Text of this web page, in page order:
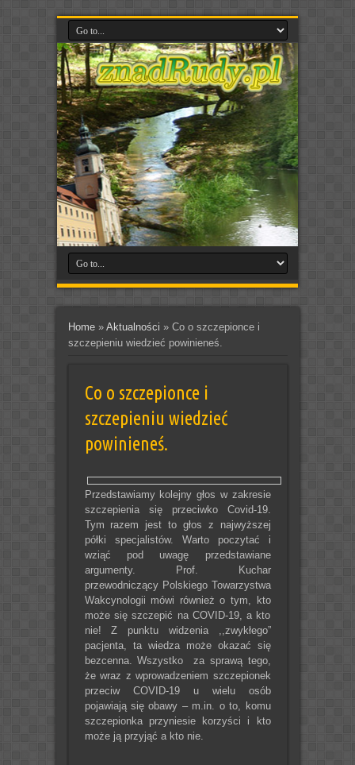
Home» Aktualności » Co o szczepionce i
szczepieniu wiedzieć powinieneś.
Co o szczepionce i
szczepieniu wiedzieć
powinieneś.
Przedstawiamy kolejny głos w zakresie
szczepienia się przeciwko Covid-19.
Tym razem jest to głos z najwyższej
półki specjalistów. Warto poczytać i
wziąć pod uwagę przedstawiane
argumenty. Prof. Kuchar
przewodniczący Polskiego Towarzystwa
Wakcynologii mówi również o tym, kto
może się szczepić na COVID-19, a kto
nie! Z punktu widzenia ,,zwykłego”
pacjenta, ta wiedza może okazać się
bezcenna. Wszystko za sprawą tego,
że wraz z wprowadzeniem szczepionek
przeciw COVID-19 u wielu osób
pojawiają się obawy – m.in. o to, komu
szczepionka przyniesie korzyści i kto
może ją przyjąć a kto nie.